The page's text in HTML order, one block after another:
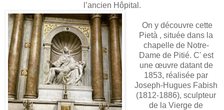
l’ancien Hôpital.
On y découvre cette
Pietà , située dans la
chapelle de Notre-
Dame de Pitié. C' est
une œuvre datant de
1853, réalisée par
Joseph-Hugues Fabish
(1812-1886), sculpteur
de la Vierge de